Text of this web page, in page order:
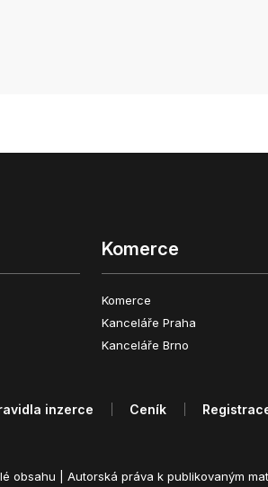
Komerce
Komerce
Kanceláře Praha
Kanceláře Brno
inzerce Ceník
obsahu | Autorská práva k publikovaným